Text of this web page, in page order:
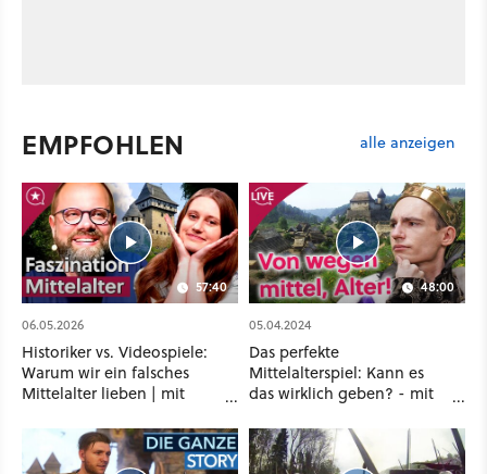
EMPFOHLEN alle anzeigen
57:40
06.05.2026
Historiker vs. Videospiele:
Warum wir ein falsches
Mittelalter lieben | mit
48:00
05.04.2024
Das perfekte
Mittelalterspiel: Kann es
das wirklich geben? - mit
Zwilling